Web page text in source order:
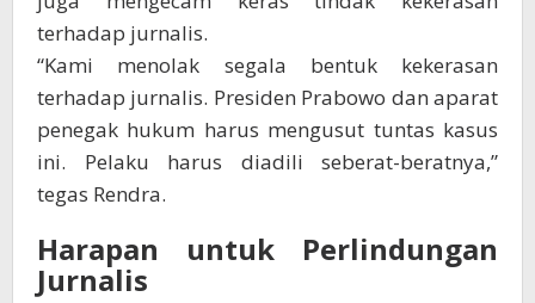
terhadap jurnalis.
“Kami menolak segala bentuk kekerasan
terhadap jurnalis. Presiden Prabowo dan aparat
penegak hukum harus mengusut tuntas kasus
ini. Pelaku harus diadili seberat-beratnya,”
tegas Rendra.
Harapan untuk Perlindungan
Jurnalis